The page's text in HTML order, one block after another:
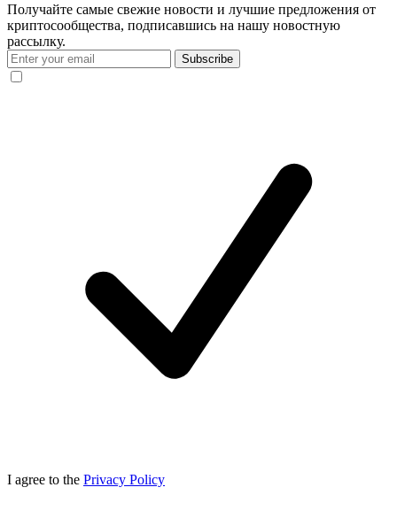
Получайте самые свежие новости и лучшие предложения от
криптосообщества, подписавшись на нашу новостную
рассылку.
Subscribe
I agree to the Privacy Policy